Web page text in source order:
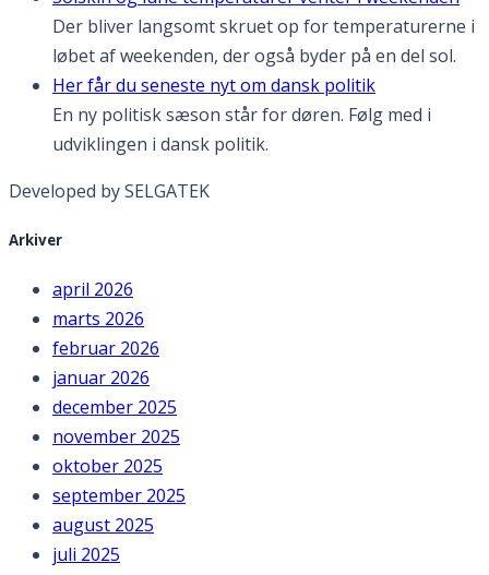
Der bliver langsomt skruet op for temperaturerne i
løbet af weekenden, der også byder på en del sol.
Her får du seneste nyt om dansk politik
En ny politisk sæson står for døren. Følg med i
udviklingen i dansk politik.
Developed by SELGATEK
Arkiver
april 2026
marts 2026
februar 2026
januar 2026
december 2025
november 2025
oktober 2025
september 2025
august 2025
juli 2025